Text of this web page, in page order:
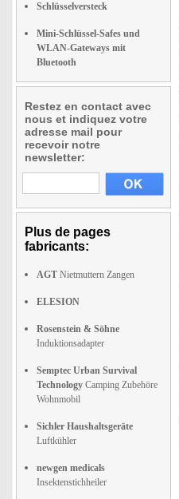
Schlüsselversteck
Mini-Schlüssel-Safes und
WLAN-Gateways mit
Bluetooth
Restez en contact avec
nous et indiquez votre
adresse mail pour
recevoir notre
newsletter:
Plus de pages
fabricants:
AGT Nietmuttern Zangen
ELESION
Rosenstein & Söhne
Induktionsadapter
Semptec Urban Survival
Technology Camping Zubehöre
Wohnmobil
Sichler Haushaltsgeräte
Luftkühler
newgen medicals
Insektenstichheiler